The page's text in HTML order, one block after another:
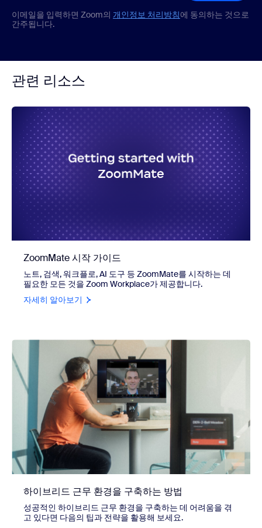
이메일을 입력하면 Zoom의 개인정보 처리방침에 동의하는 것으로
간주됩니다.
관련 리소스
ZoomMate 시작 가이드
노트, 검색, 워크플로, AI 도구 등 ZoomMate를 시작하는 데
필요한 모든 것을 Zoom Workplace가 제공합니다.
자세히 알아보기
하이브리드 근무 환경을 구축하는 방법
성공적인 하이브리드 근무 환경을 구축하는 데 어려움을 겪
고 있다면 다음의 팁과 전략을 활용해 보세요.